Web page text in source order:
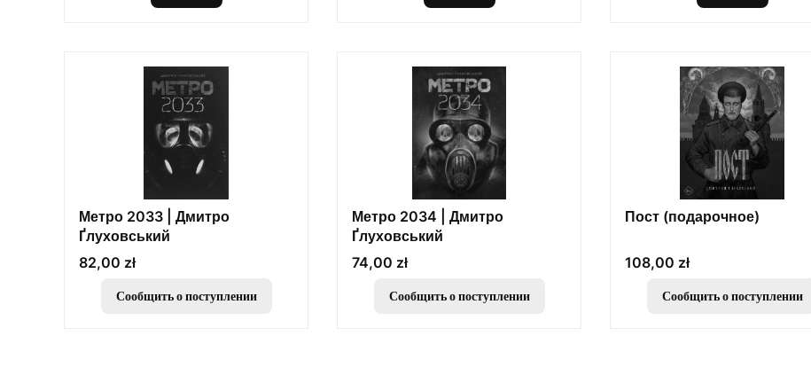
Метро 2033 | Дмитро
Ґлуховський
Цена
82,00 zł
Сообщить о поступлении
Метро 2034 | Дмитро
Ґлуховський
Цена
74,00 zł
Сообщить о поступлении
Пост (подарочное)
Цена
108,00 zł
Сообщить о поступлении